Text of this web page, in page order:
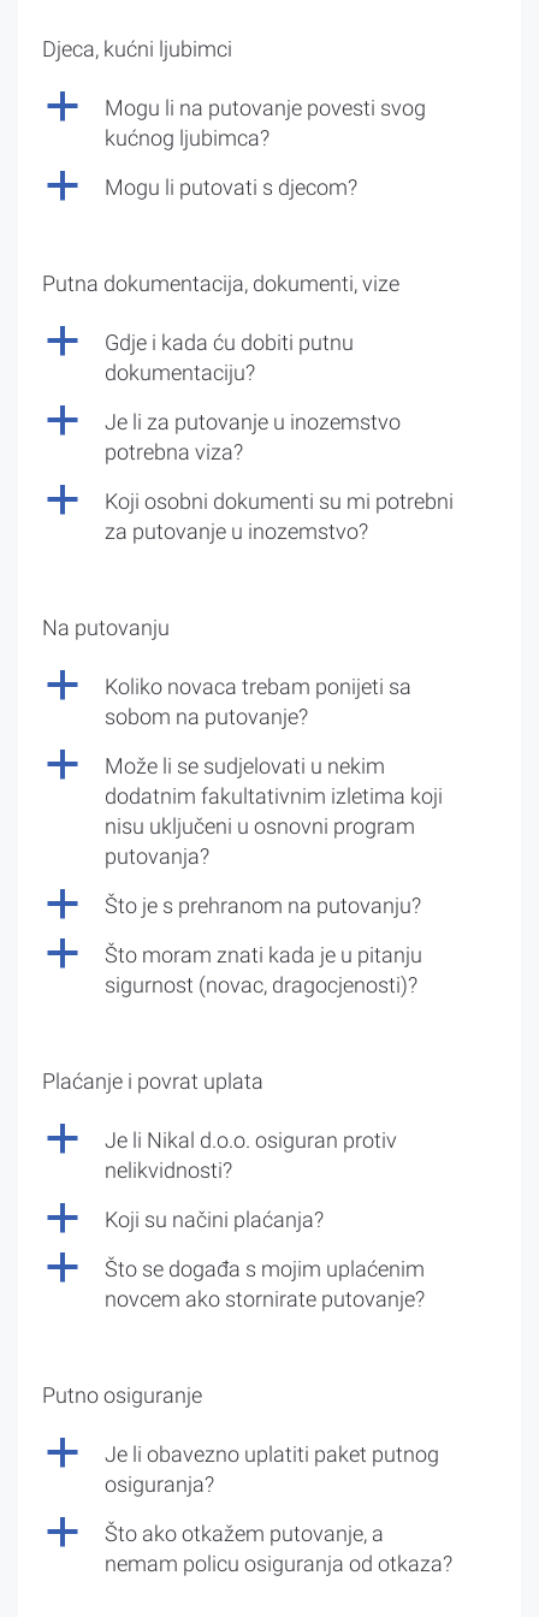
Djeca, kućni ljubimci
a
Mogu li na putovanje povesti svog
kućnog ljubimca?
a Mogu li putovati s djecom?
Putna dokumentacija, dokumenti, vize
a
Gdje i kada ću dobiti putnu
dokumentaciju?
a
Je li za putovanje u inozemstvo
potrebna viza?
a
Koji osobni dokumenti su mi potrebni
za putovanje u inozemstvo?
Na putovanju
a
Koliko novaca trebam ponijeti sa
sobom na putovanje?
a
Može li se sudjelovati u nekim
dodatnim fakultativnim izletima koji
nisu uključeni u osnovni program
putovanja?
a Što je s prehranom na putovanju?
a
Što moram znati kada je u pitanju
sigurnost (novac, dragocjenosti)?
Plaćanje i povrat uplata
a
Je li Nikal d.o.o. osiguran protiv
nelikvidnosti?
a Koji su načini plaćanja?
a
Što se događa s mojim uplaćenim
novcem ako stornirate putovanje?
Putno osiguranje
a
Je li obavezno uplatiti paket putnog
osiguranja?
a
Što ako otkažem putovanje, a
nemam policu osiguranja od otkaza?